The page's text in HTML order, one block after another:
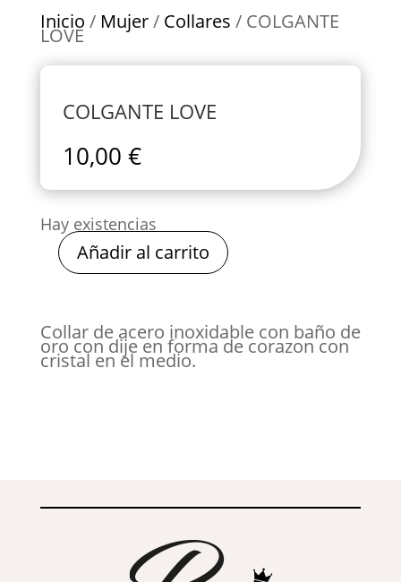
Inicio / Mujer/ Collares / COLGANTE
LOVE
COLGANTE LOVE
10,00 €
Hay existencias
COLGANTE
LOVE
Añadir al carrito
Collar de acero inoxidable con baño de
oro con dije en forma de corazon con
cristal en el medio.